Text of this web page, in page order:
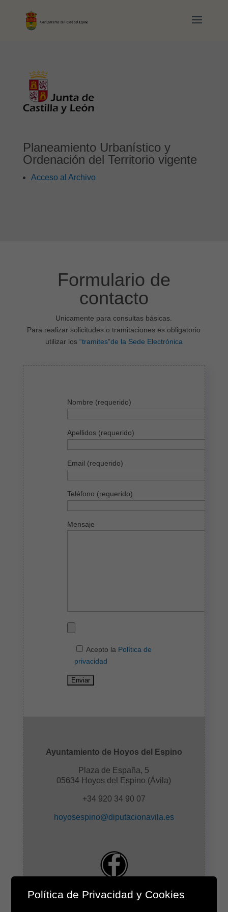
Planeamiento Urbanístico y
Ordenación del Territorio vigente
Acceso al Archivo
Formulario de
contacto
Unicamente para consultas básicas.
Para realizar solicitudes o tramitaciones es obligatorio
utilizar los “tramites”de la Sede Electrónica
Nombre (requerido)
Apellidos (requerido)
Email (requerido)
Teléfono (requerido)
Mensaje
Acepto la Política de
privacidad
Ayuntamiento de Hoyos del Espino
Plaza de España, 5
05634 Hoyos del Espino (Ávila)
+34 920 34 90 07
hoyosespino@diputacionavila.es
Política de Privacidad y Cookies